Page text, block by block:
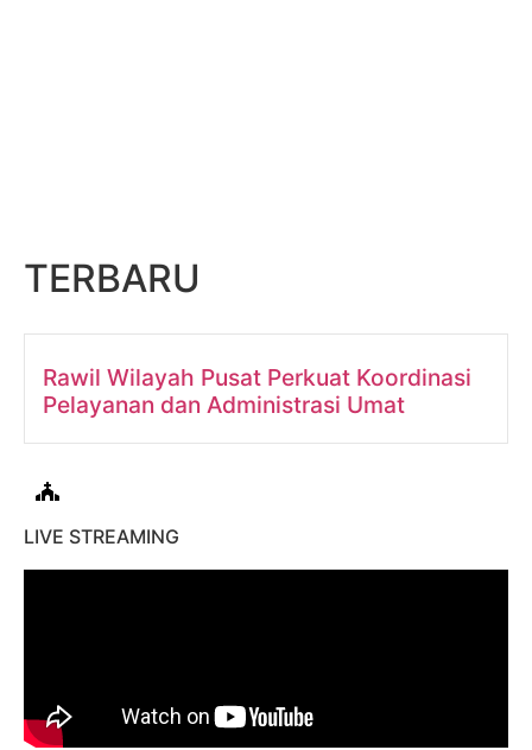
TERBARU
Rawil Wilayah Pusat Perkuat Koordinasi
Pelayanan dan Administrasi Umat
LIVE STREAMING